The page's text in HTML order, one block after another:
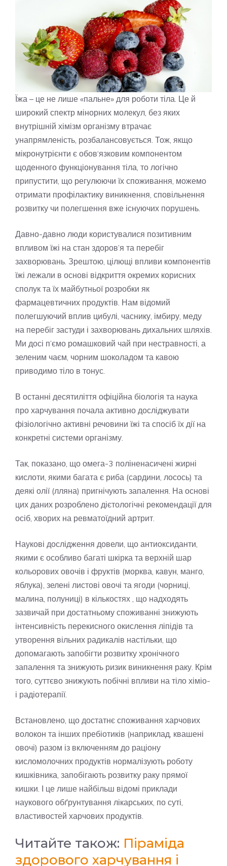
Їжа – це не лише «пальне» для роботи тіла. Це й
широкий спектр мінорних молекул, без яких
внутрішній хімізм організму втрачає
унапрямленість, розбалансовується. Тож, якщо
мікронутрієнти є обов‘язковим компонентом
щоденного функціонування тіла, то логічно
припустити, що регулюючи їх споживання, можемо
отримати профілактику виникнення, сповільнення
розвитку чи полегшення вже існуючих порушень.
Давно-давно люди користувалися позитивним
впливом їжі на стан здоров’я та перебіг
захворювань. Зрештою, цілющі впливи компонентів
їжі лежали в основі відкриття окремих корисних
сполук та їх майбутньої розробки як
фармацевтичних продуктів. Нам відомий
полегшуючий вплив цибулі, часнику, імбиру, меду
на перебіг застуди і захворювань дихальних шляхів.
Ми досі п’ємо ромашковий чай при нестравності, а
зеленим чаєм, чорним шоколадом та кавою
приводимо тіло в тонус.
В останні десятиліття офіційна біологія та наука
про харчування почала активно досліджувати
фізіологічно активні речовини їжі та спосіб їх дії на
конкретні системи організму.
Так, показано, що омега-3 поліненасичені жирні
кислоти, якими багата є риба (сардини, лосось) та
деякі олії (лляна) пригнічують запалення. На основі
цих даних розроблено дієтологічні рекомендації для
осіб, хворих на ревматоїдний артрит.
Наукові дослідження довели, що антиоксиданти,
якими є особливо багаті шкірка та верхній шар
кольорових овочів і фруктів (морква, кавун, манго,
яблука), зелені листові овочі та ягоди (чорниці,
малина, полуниці) в кількостях , що надходять
зазвичай при достатньому споживанні знижують
інтенсивність перекисного окислення ліпідів та
утворення вільних радикалів настільки, що
допомагають запобігти розвитку хронічного
запалення та знижують ризик виникнення раку. Крім
того, суттєво знижують побічні впливи на тіло хіміо-
і радіотерапії.
Встановлено, що достатнє споживання харчових
волокон та інших пребіотиків (наприклад, квашені
овочі) разом із включенням до раціону
кисломолочних продуктів нормалізують роботу
кишківника, запобігають розвитку раку прямої
кишки. І це лише найбільш відомі приклади
наукового обґрунтування лікарських, по суті,
властивостей харчових продуктів.
Читайте також: Піраміда
здорового харчування і